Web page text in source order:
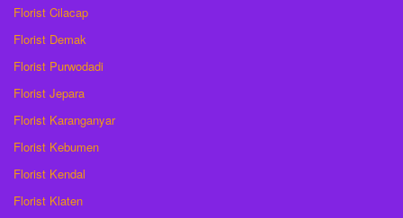
Florist Cilacap
Florist Demak
Florist Purwodadi
Florist Jepara
Florist Karanganyar
Florist Kebumen
Florist Kendal
Florist Klaten